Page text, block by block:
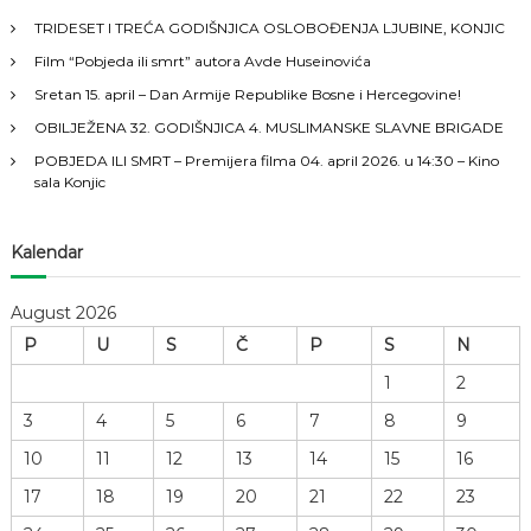
a
c
i
a
č
a
n
a
f
o
r
TRIDESET I TREĆA GODIŠNJICA OSLOBOĐENJA LJUBINE, KONJIC
Film “Pobjeda ili smrt” autora Avde Huseinovića
Sretan 15. april – Dan Armije Republike Bosne i Hercegovine!
OBILJEŽENA 32. GODIŠNJICA 4. MUSLIMANSKE SLAVNE BRIGADE
POBJEDA ILI SMRT – Premijera filma 04. april 2026. u 14:30 – Kino
sala Konjic
Kalendar
August 2026
P
U S Č P S
N
1
2
3
4 5 6 7 8
9
10
11 12 13 14 15
16
17
18 19 20 21 22
23